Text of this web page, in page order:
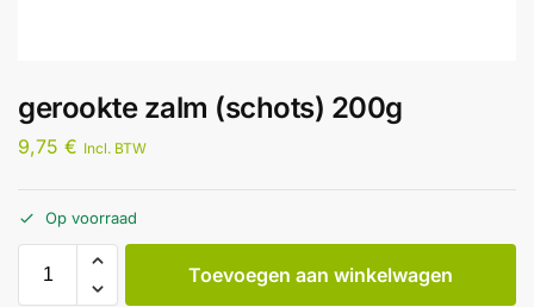
gerookte zalm (schots) 200g
9,75 € Incl. BTW
Op voorraad
Toevoegen aan winkelwagen